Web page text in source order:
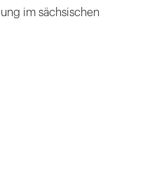
im sächsischen